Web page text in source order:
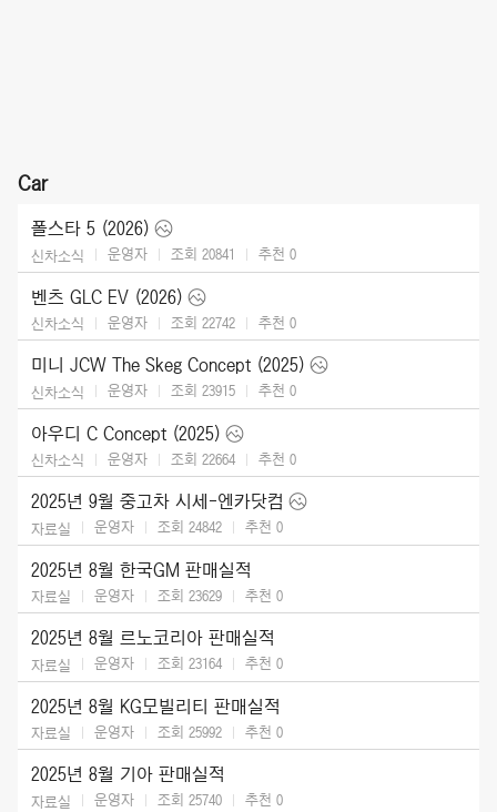
Car
폴스타 5 (2026)
신차소식 운영자 조회 20841 추천 0
벤츠 GLC EV (2026)
신차소식 운영자 조회 22742 추천 0
미니 JCW The Skeg Concept (2025)
신차소식 운영자 조회 23915 추천 0
아우디 C Concept (2025)
신차소식 운영자 조회 22664 추천 0
2025년 9월 중고차 시세-엔카닷컴
자료실 운영자 조회 24842 추천 0
2025년 8월 한국GM 판매실적
자료실 운영자 조회 23629 추천 0
2025년 8월 르노코리아 판매실적
자료실 운영자 조회 23164 추천 0
2025년 8월 KG모빌리티 판매실적
자료실 운영자 조회 25992 추천 0
2025년 8월 기아 판매실적
자료실 운영자 조회 25740 추천 0